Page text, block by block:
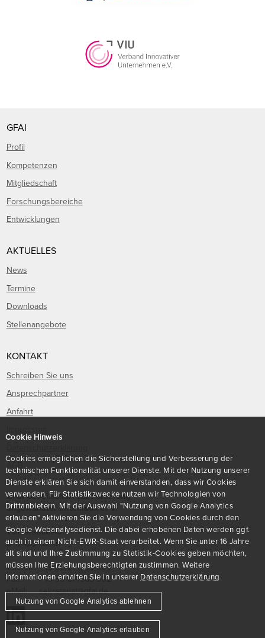
Cookie Hinweis
Cookies ermöglichen die Sicherstellung und Verbesserung der
technischen Funktionalität unserer Dienste. Mit der Nutzung unserer
Dienste erklären Sie sich damit einverstanden, dass wir Cookies
verwenden. Für Statistikzwecke nutzen wir Technologien von
Drittanbietern. Mit der Auswahl "Nutzung von Google Analytics
erlauben" aktivieren Sie die Verwendung von Cookies durch den
Google-Webanalysedienst. Die dabei erhobenen Daten werden ggf.
auch in einem Nicht-EWR-Staat verarbeitet. Wenn Sie unter 16 Jahre
alt sind und Ihre Zustimmung zu Statistik-Cookies geben möchten,
müssen Ihre Erziehungsberechtigten zustimmen. Weitere
Informationen erhalten Sie in unserer Datenschutzerklärung.
Nutzung von Google Analytics ablehnen
Nutzung von Google Analytics erlauben
GFAI
Profil
Kompetenzen
Mitgliedschaft
Forschungsbereiche
Entwicklungen
AKTUELLES
News
Termine
Downloads
Stellenangebote
KONTAKT
Schreiben Sie uns
Ansprechpartner
Anfahrt
AGB
GFaI Gesellschaft zur Förderung
angewandter Informatik e. V.
Volmerstraße 3
D-12489 Berlin
Telefon: +49 30 814563-300
Fax:
+49 30 814563-302
eMail:
sekretariat@gfai.de